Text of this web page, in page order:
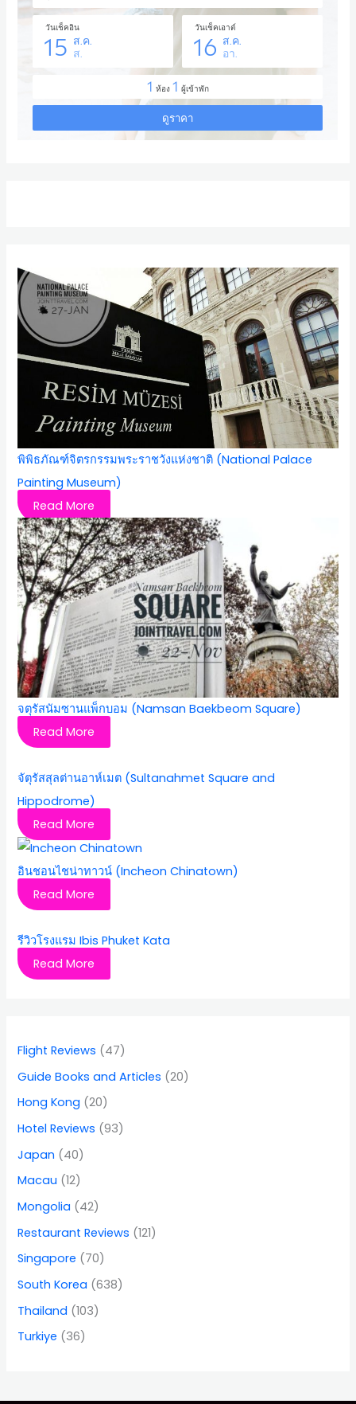
พิพิธภัณฑ์จิตรกรรมพระราชวังแห่งชาติ (National Palace
Painting Museum)
Read More
จตุรัสนัมซานแพ็กบอม (Namsan Baekbeom Square)
Read More
จัตุรัสสุลต่านอาห์เมต (Sultanahmet Square and
Hippodrome)
Read More
อินชอนไชน่าทาวน์ (Incheon Chinatown)
Read More
รีวิวโรงแรม Ibis Phuket Kata
Read More
Flight Reviews (47)
Guide Books and Articles (20)
Hong Kong (20)
Hotel Reviews (93)
Japan (40)
Macau (12)
Mongolia (42)
Restaurant Reviews (121)
Singapore (70)
South Korea (638)
Thailand (103)
Turkiye (36)